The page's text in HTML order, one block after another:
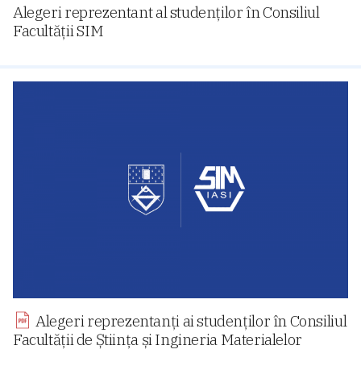
Alegeri reprezentant al studenților în Consiliul
Facultății SIM
Alegeri reprezentanți ai studenților în Consiliul
Facultății de Știința și Ingineria Materialelor